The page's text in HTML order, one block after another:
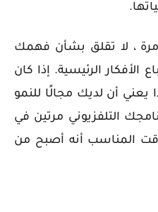
مرة ، لا تقلق بشأن فهمك
الأفكار الرئيسية. إذا كان
يعني أن لديك مجالًا للنمو
التلفزيوني مرتين في
المناسب أنه أصبح من